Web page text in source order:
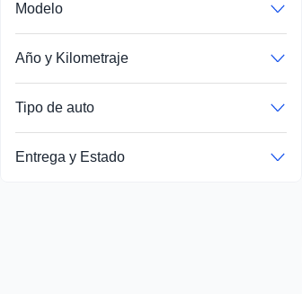
Modelo
Año y Kilometraje
Tipo de auto
Entrega y Estado